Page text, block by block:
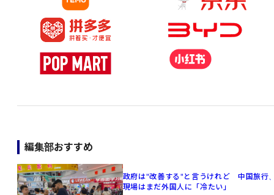
編集部おすすめ
政府は"改善する"と言うけれど 中国旅行
現場はまだ外国人に「冷たい」